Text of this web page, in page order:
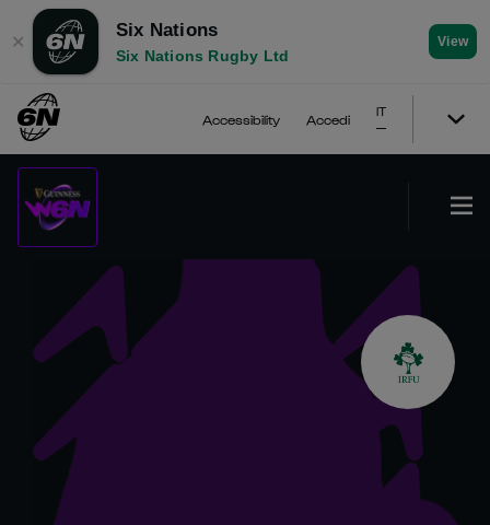
✕
Six Nations
Six Nations Rugby Ltd
View
Accessibility Accedi
IT